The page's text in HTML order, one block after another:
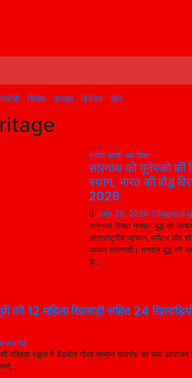
सिनेमा क्राइम बिजनेस खेल
स्टोरीकाशी धर्मशिक्षा
सारनाथ को यूनेस्को की
स्थान, भारत की बौद्ध
2026
July 26, 2026
Supriya
सारनाथ स्थित भगवान बुद्ध की
अंतरराष्ट्रीय पहचान, पर्यटन और
आयाम वाराणसी। भगवान बुद्ध की
के…
की 12 महिला खिलाड़ी सहित 24
पब्लिक स्कूल में हैंडबॉल गौरव सम्मान समारोह का भव्य आयोजन